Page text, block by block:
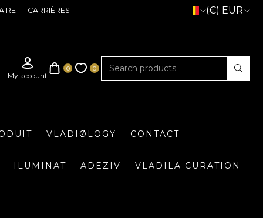
CARRIÈRES (€) EUR
VLADIØLOGY CONTACT
ILUMINAT ADEZIV VLADILA CURATION